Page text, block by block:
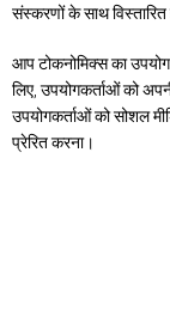
संस्करणों के साथ विस्तारित
आप टोकनोमिक्स का
लिए, उपयोगकर्ताओं को
उपयोगकर्ताओं को सोशल
प्रेरित करना।